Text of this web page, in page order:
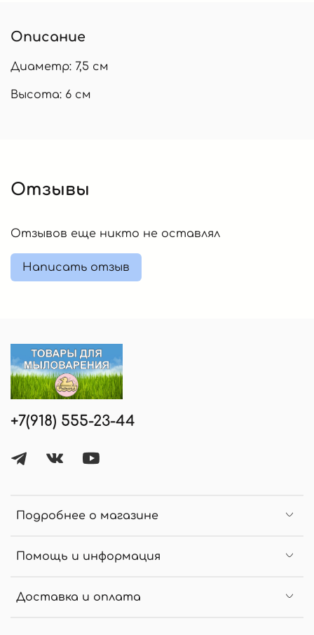
Описание
Диаметр: 7,5 см
Высота: 6 см
Отзывы
Отзывов еще никто не оставлял
Написать отзыв
Подробнее о магазине
Помощь и информация
Доставка и оплата
+7(918) 555-23-44